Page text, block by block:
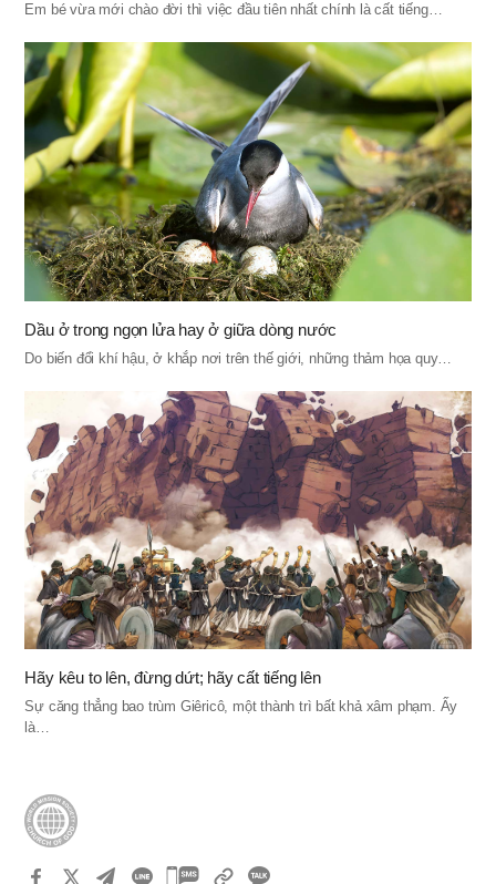
Em bé vừa mới chào đời thì việc đầu tiên nhất chính là cất tiếng…
Dầu ở trong ngọn lửa hay ở giữa dòng nước
Do biến đổi khí hậu, ở khắp nơi trên thế giới, những thảm họa quy…
Hãy kêu to lên, đừng dứt; hãy cất tiếng lên
Sự căng thẳng bao trùm Giêricô, một thành trì bất khả xâm phạm. Ấy
là…
카